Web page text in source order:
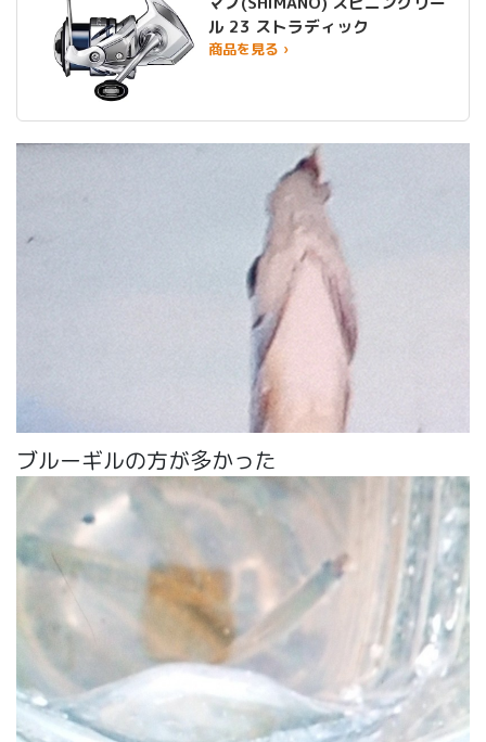
ル 23 ストラディック
商品を見る ›
ブルーギルの方が多かった